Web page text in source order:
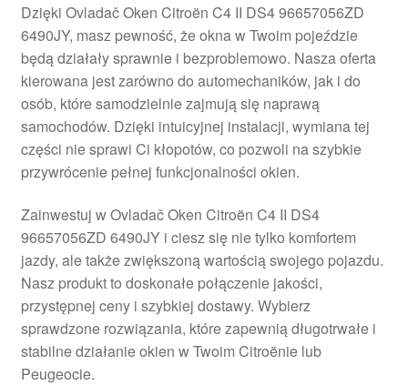
Procedura reklamacyjna
Skarga
Wózek
Zamówienia
Zasady i warunki
Dzięki Ovladač Oken Citroën C4 II DS4 96657056ZD
6490JY, masz pewność, że okna w Twoim pojeździe
będą działały sprawnie i bezproblemowo. Nasza oferta
kierowana jest zarówno do automechaników, jak i do
osób, które samodzielnie zajmują się naprawą
samochodów. Dzięki intuicyjnej instalacji, wymiana tej
części nie sprawi Ci kłopotów, co pozwoli na szybkie
przywrócenie pełnej funkcjonalności okien.
Zainwestuj w Ovladač Oken Citroën C4 II DS4
96657056ZD 6490JY i ciesz się nie tylko komfortem
jazdy, ale także zwiększoną wartością swojego pojazdu.
Nasz produkt to doskonałe połączenie jakości,
przystępnej ceny i szybkiej dostawy. Wybierz
sprawdzone rozwiązania, które zapewnią długotrwałe i
stabilne działanie okien w Twoim Citroënie lub
Peugeocie.